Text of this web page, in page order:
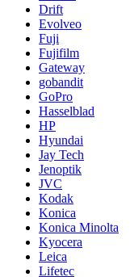
Drift
Evolveo
Fuji
Fujifilm
Gateway
gobandit
GoPro
Hasselblad
HP
Hyundai
Jay Tech
Jenoptik
JVC
Kodak
Konica
Konica Minolta
Kyocera
Leica
Lifetec